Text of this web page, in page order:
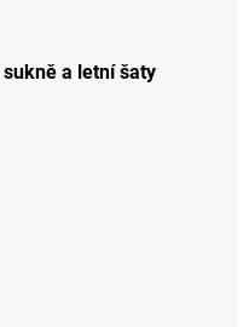
a letní šaty